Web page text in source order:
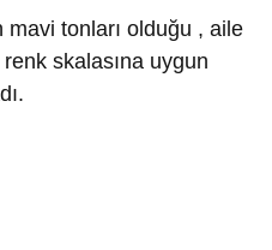
tonları olduğu , aile
renk skalasına uygun